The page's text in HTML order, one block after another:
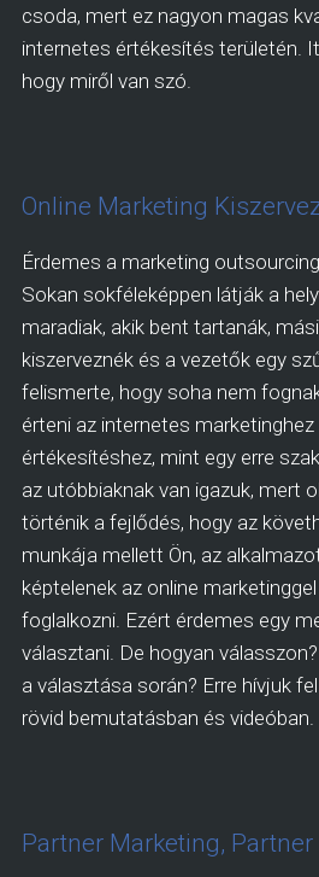
csoda, mert ez nagyon magas
internetes értékesítés területén.
hogy miről van szó.
Online Marketing
Érdemes a marketing
Sokan sokféleképpen látják a
maradiak, akik bent tartanák,
kiszerveznék és a vezetők egy
felismerte, hogy soha nem
érteni az internetes
értékesítéshez, mint egy erre
az utóbbiaknak van igazuk, mert
történik a fejlődés, hogy az
munkája mellett Ön, az
képtelenek az online
foglalkozni. Ezért érdemes egy
választani. De hogyan
a választása során? Erre hívjuk
rövid bemutatásban és videóban.
Partner Marketing,